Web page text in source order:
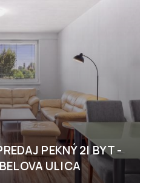
PEKNÝ 2I BYT -
ULICA